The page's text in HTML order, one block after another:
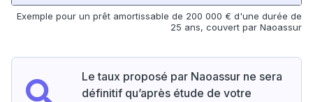
Exemple pour un prêt amortissable de 200 000 € d'une durée de
25 ans, couvert par Naoassur
Le taux proposé par Naoassur ne sera
définitif qu’après étude de votre